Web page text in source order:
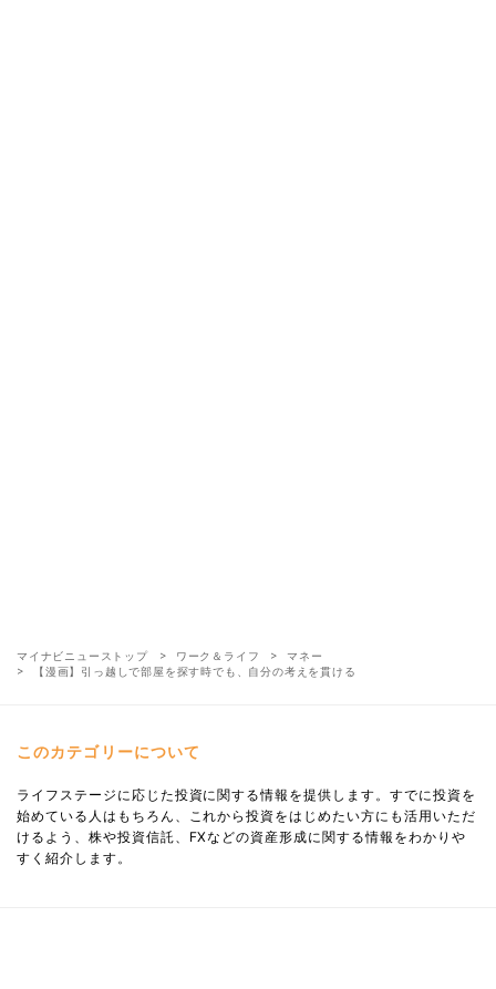
マイナビニューストップ ワーク＆ライフ
マネー
【漫画】引っ越しで部屋を探す時でも、自分の考えを貫ける
このカテゴリーについて
ライフステージに応じた投資に関する情報を提供します。すでに投資を
始めている人はもちろん、これから投資をはじめたい方にも活用いただ
けるよう、株や投資信託、FXなどの資産形成に関する情報をわかりや
すく紹介します。